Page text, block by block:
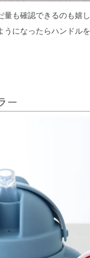
も確認できるのも嬉し
うになったらハンドル